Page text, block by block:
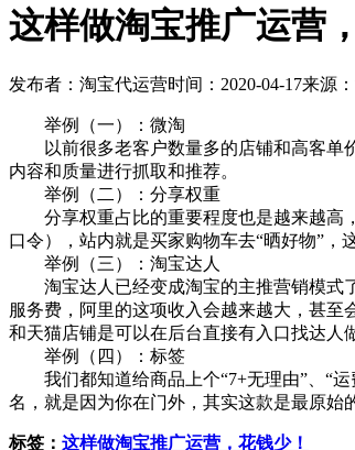
这样做淘宝推广运营
发布者：淘宝代运营时间：2020-04-17来源
举例（一）：微淘
以前很多老客户数量多的店铺和高客单价
内容和质量进行抓取和推荐。
举例（二）：分享权重
分享权重占比的重要程度也是越来越高，
口令），站内就是买家购物车去“晒好物”，
举例（三）：淘宝达人
淘宝达人已经变成淘宝的主推营销模式了
服务费，阿里的这项收入会越来越大，甚
和天猫店铺是可以在后台直接有入口找达人
举例（四）：标签
我们都知道给商品上个“7+无理由”、“运
名，就是因为你在门外，其实这款是最原
标签： 这样做淘宝推广运营，花钱少！